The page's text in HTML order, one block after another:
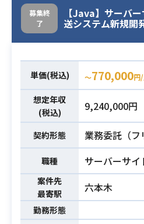
験
・チームリー
を率いて案
募集終
了
【Java】サーバ
送システム新規開
単価(税込) 〜770,000円
想定年収
(税込)
9,240,000円
契約形態 業務委託（フ
職種 サーバーサ
案件先
最寄駅
六本木
勤務形態